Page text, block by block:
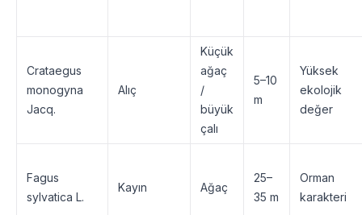
Crataegus
monogyna
Jacq.
Alıç
Küçük
ağaç
/
büyük
çalı
5–10
m
Yüksek
ekolojik
değer
Fagus
sylvatica L.
Kayın Ağaç
25–
35 m
Orman
karakteri